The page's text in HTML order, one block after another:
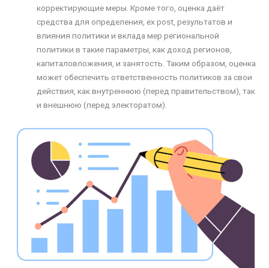
корректирующие меры. Кроме того, оценка даёт
средства для определения, ex post, результатов и
влияния политики и вклада мер региональной
политики в такие параметры, как доход регионов,
капиталовложения, и занятость. Таким образом, оценка
может обеспечить ответственность политиков за свои
действия, как внутреннюю (перед правительством), так
и внешнюю (перед электоратом).